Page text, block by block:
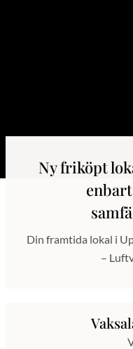
Ny friköpt
Din framtida lokal i
–